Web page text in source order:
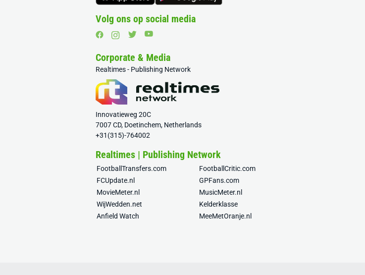
Volg ons op social media
Corporate & Media
Realtimes - Publishing Network
Innovatieweg 20C
7007 CD, Doetinchem, Netherlands
+31(315)-764002
Realtimes | Publishing Network
FootballTransfers.com
FootballCritic.com
FCUpdate.nl
GPFans.com
MovieMeter.nl
MusicMeter.nl
WijWedden.net
Kelderklasse
Anfield Watch
MeeMetOranje.nl